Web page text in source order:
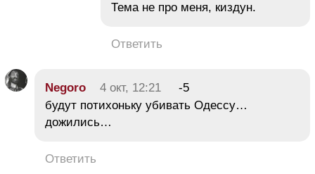
Тема не про меня, киздун.
Ответить
Negoro 4 окт, 12:21
-5
будут потихоньку убивать Одессу…
дожились…
Ответить